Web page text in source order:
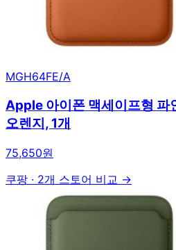
MGH64FE/A
Apple 아이폰 맥세이프형 파
오렌지, 1개
75,650원
쿠팡 · 2개 스토어 비교 →